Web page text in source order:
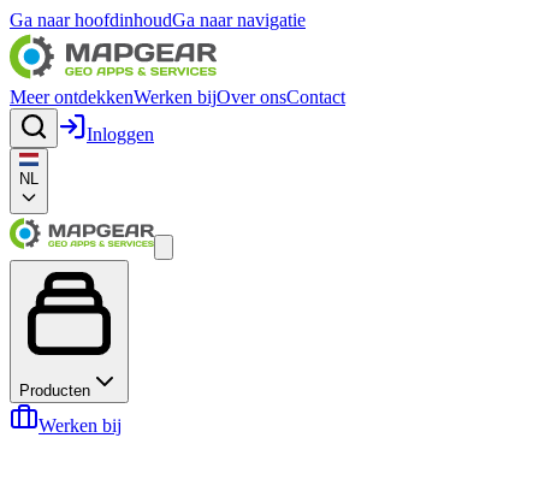
Ga naar hoofdinhoudGa naar navigatie
Meer ontdekkenWerken bijOver onsContact
Inloggen
NL
Producten
Werken bij